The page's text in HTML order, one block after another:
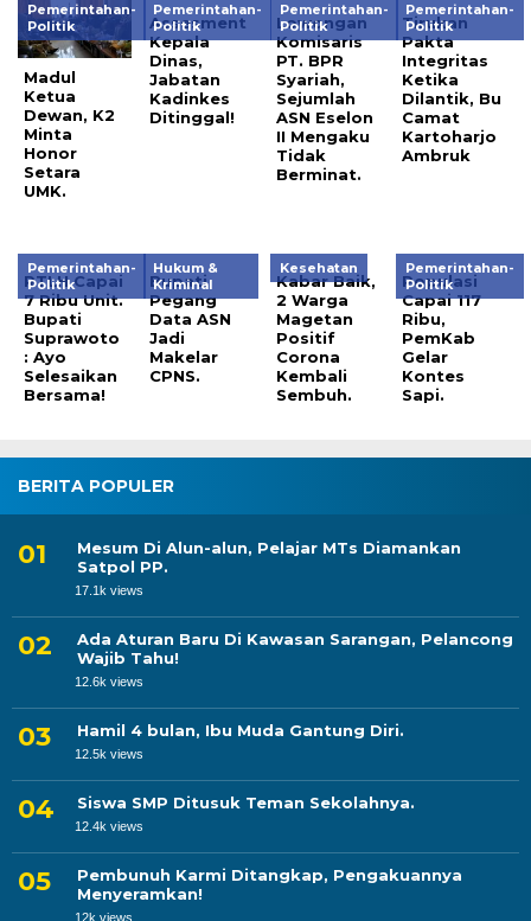
Pemerintahan-
Politik
Madul
Ketua
Dewan, K2
Minta
Honor
Setara
UMK.
Pemerintahan-
Politik
Assesment
Kepala
Dinas,
Jabatan
Kadinkes
Ditinggal!
Pemerintahan-
Politik
Lowongan
Komisaris
PT. BPR
Syariah,
Sejumlah
ASN Eselon
II Mengaku
Tidak
Berminat.
Pemerintahan-
Politik
Tirukan
Pakta
Integritas
Ketika
Dilantik, Bu
Camat
Kartoharjo
Ambruk
Pemerintahan-
Politik
RTLH Capai
7 Ribu Unit.
Bupati
Suprawoto
: Ayo
Selesaikan
Bersama!
Hukum &
Kriminal
Bupati
Pegang
Data ASN
Jadi
Makelar
CPNS.
Kesehatan
Kabar Baik,
2 Warga
Magetan
Positif
Corona
Kembali
Sembuh.
Pemerintahan-
Politik
Populasi
Capai 117
Ribu,
PemKab
Gelar
Kontes
Sapi.
BERITA POPULER
Mesum Di Alun-alun, Pelajar MTs Diamankan
Satpol PP.
17.1k views
Ada Aturan Baru Di Kawasan Sarangan, Pelancong
Wajib Tahu!
12.6k views
Hamil 4 bulan, Ibu Muda Gantung Diri.
12.5k views
Siswa SMP Ditusuk Teman Sekolahnya.
12.4k views
Pembunuh Karmi Ditangkap, Pengakuannya
Menyeramkan!
12k views